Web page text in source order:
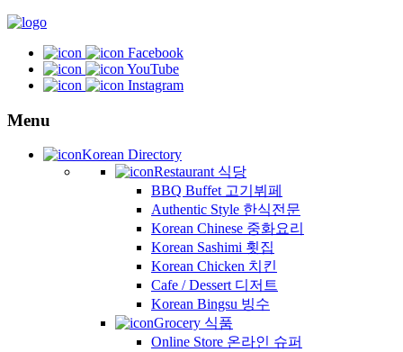
Facebook
YouTube
Instagram
Menu
Korean Directory
Restaurant 식당
BBQ Buffet 고기뷔페
Authentic Style 한식전문
Korean Chinese 중화요리
Korean Sashimi 횟집
Korean Chicken 치킨
Cafe / Dessert 디저트
Korean Bingsu 빙수
Grocery 식품
Online Store 온라인 슈퍼